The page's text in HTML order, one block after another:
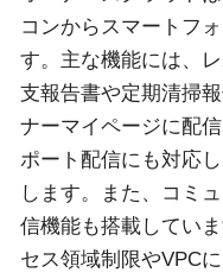
コンからスマートフ
す。主な機能には、
支報告書や定期清掃
ナーマイページに配
ポート配信にも対応
します。また、コミ
信機能も搭載してい
セス領域制限やVPC